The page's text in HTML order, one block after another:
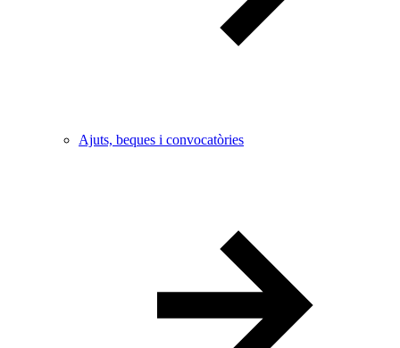
Ajuts, beques i convocatòries